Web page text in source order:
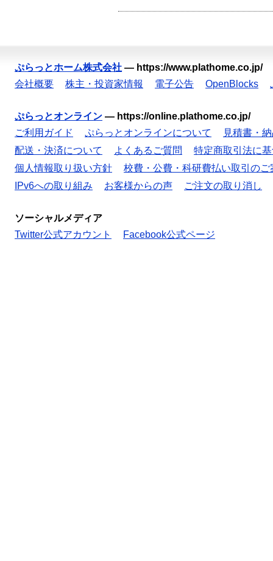
ぷらっとホーム株式会社 — https://www.plathome.co.jp/
会社概要
株主・投資家情報 電子公告 OpenBlocks
ぷらっとオンライン — https://online.plathome.co.jp/
ご利用ガイド
ぷらっとオンラインについて
見積書・
配送・決済について
よくあるご質問
特定商取引法に
個人情報取り扱い方針
校費・公費・科研費払い取引のご
IPv6への取り組み
お客様からの声 ご注文の取り消し
ソーシャルメディア
Twitter公式アカウント
Facebook公式ページ